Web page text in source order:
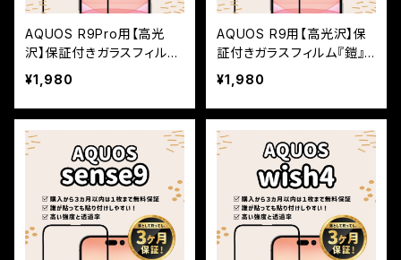
AQUOS R9Pro用【高光
沢】保証付きガラスフィルム
『鎧』全面フルカバー
¥1,980
AQUOS R9用【高光沢】保
証付きガラスフィルム『鎧』
全面フルカバー
¥1,980